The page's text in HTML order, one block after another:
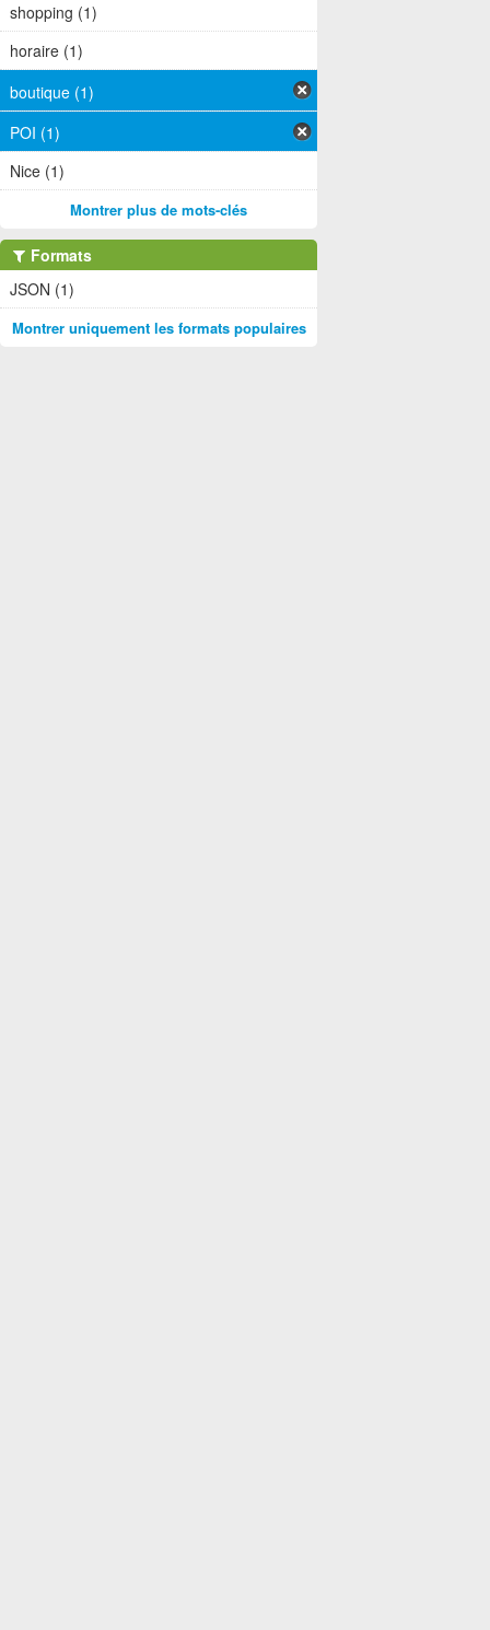
shopping (1)
horaire (1)
boutique (1)
POI (1)
Nice (1)
Montrer plus de mots-clés
Formats
JSON (1)
Montrer uniquement les formats populaires